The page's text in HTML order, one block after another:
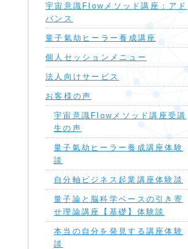
宇宙意識Flowメソッド講座：アド
バンス
量子氣劫ヒーラー養成講座
個人セッションメニュー
法人向けサービス
お客様の声
宇宙意識Flowメソッド講座受講
生の声
量子氣劫ヒーラー養成講座体験
談
自分軸ビジネス起業講座体験談
量子論と脳科学ベースの引き寄
せ理論講座【基礎】体験談
本当の自分を発見する講座体験
談